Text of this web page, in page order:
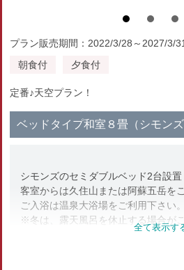
プラン販売期間：2022/3/28～2027/3/31
朝食付
夕食付
定番♪天空プラン！
ベッドタイプ和室８畳（シモンズ
シモンズのセミダブルベッド2台設置
客室からは久住山または阿蘇五岳を
ご入浴は温泉大浴場をご利用下さい。
※冬は、露天風呂を休止する場合がご